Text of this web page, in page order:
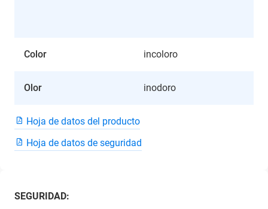
Color incoloro
Olor inodoro
Hoja de datos del producto
Hoja de datos de seguridad
SEGURIDAD: